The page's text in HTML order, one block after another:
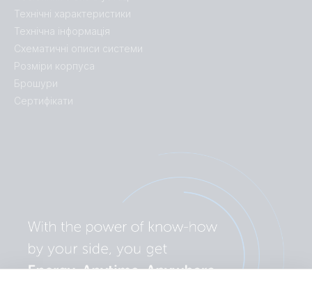
Технічні характеристики
Технічна інформація
Схематичні описи системи
Розміри корпуса
Брошури
Сертифікати